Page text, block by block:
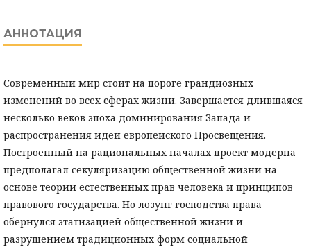
АННОТАЦИЯ
Современный мир стоит на пороге грандиозных
изменений во всех сферах жизни. Завершается длившаяся
несколько веков эпоха доминирования Запада и
распространения идей европейского Просвещения.
Построенный на рациональных началах проект модерна
предполагал секуляризацию общественной жизни на
основе теории естественных прав человека и принципов
правового государства. Но лозунг господства права
обернулся этатизацией общественной жизни и
разрушением традиционных форм социальной